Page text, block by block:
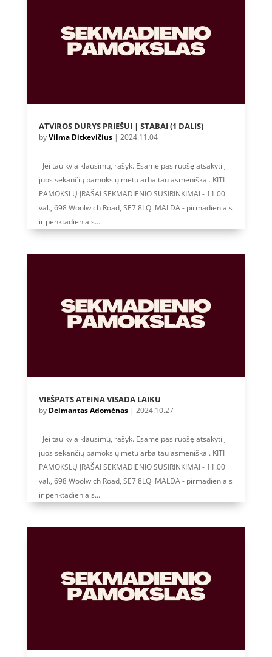
ATVIROS DURYS PRIEŠUI | STABAI (1 DALIS)
byVilma Ditkevičius| 2024.11.04
Jei tau kyla klausimų, rašyk. Esame pasiruošę atsakyti į
juos sekančių pamokslų metu arba tau asmeniškai. KITI
PAMOKSLŲ ĮRAŠAI SEKMADIENIO SUSIRINKIMAI - 11.00
val., 698 Woolwich Road, SE7 8LQ MALDA - pirmadieniais
ir penktadieniais...
VIEŠPATS ATEINA VISADA LAIKU
by Deimantas Adomėnas| 2024.10.27
Jei tau kyla klausimų, rašyk. Esame pasiruošę atsakyti į
juos sekančių pamokslų metu arba tau asmeniškai. KITI
PAMOKSLŲ ĮRAŠAI SEKMADIENIO SUSIRINKIMAI - 11.00
val., 698 Woolwich Road, SE7 8LQ MALDA - pirmadieniais
ir penktadieniais...